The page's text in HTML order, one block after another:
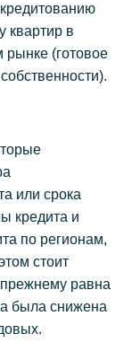
квартир в
рынке (готовое
или срока
кредита и
по регионам,
стоит
равна
была снижена